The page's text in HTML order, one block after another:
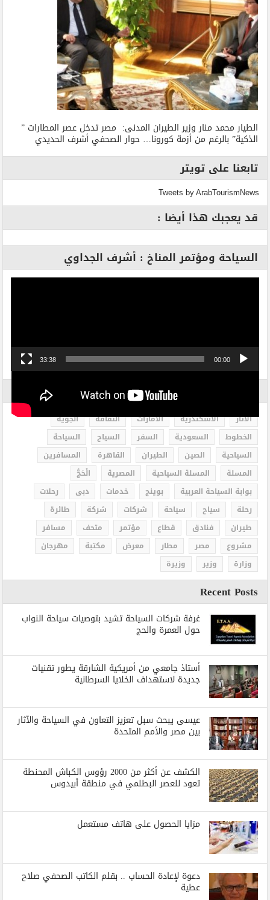
الطيار محمد منار وزير الطيران المدنى: مصر تدخل عصر المطارات ”
الذكية” بالرغم من أزمة كورونا… حوار الصحفي أشرف الحديدي
تابعنا على تويتر
Tweets by ArabTourismNews
قد يعجبك هذا أيضا :
السياحة ومؤتمر المناخ : أشرف الجداوي
00:00
33:38
الاثار الاسكندرية الامارات الثقافة
الجوية
الخطوط
السعودية السفر السياح
السياحة
السياحية
الصين الطيران القاهرة
المسافرين
المسلة
المسلة السياحية المصرية
الْحَجُّ
بوابة السياحة العربية
بوينج خدمات دبى
رحلات
رحلة
سياح سياحة شركات شركة
طائرة
طيران
فنادق قطاع مؤتمر متحف
مسافر
مشروع
مصر مطار معرض مكتبة
مهرجان
وزارة
وزير وزيرة
Recent Posts
غرفة شركات السياحة تشيد بتوصيات سياحة النواب
حول العمرة والحج
أستاذ جامعي من أمريكية الشارقة يطور تقنيات
جديدة لاستهداف الخلايا السرطانية
عيسى يبحث سبل تعزيز التعاون في السياحة والآثار
بين مصر والأمم المتحدة
الكشف عن أكثر من 2000 رؤوس الكباش المحنطة
تعود للعصر البطلمي في منطقة أبيدوس
مزايا الحصول على هاتف مستعمل
دعوة لإعادة الحساب .. بقلم الكاتب الصحفي صلاح
عطية